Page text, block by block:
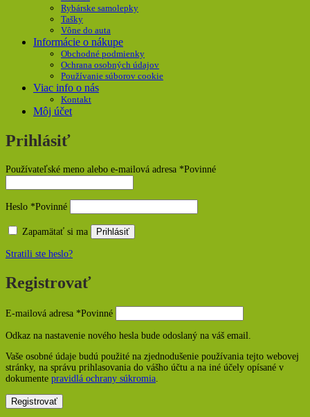
Rybárske samolepky
Tašky
Vône do auta
Informácie o nákupe
Obchodné podmienky
Ochrana osobných údajov
Používanie súborov cookie
Viac info o nás
Kontakt
Môj účet
Prihlásiť
Používateľské meno alebo e-mailová adresa *Povinné
Heslo *Povinné
Zapamätať si ma Prihlásiť
Stratili ste heslo?
Registrovať
E-mailová adresa *Povinné
Odkaz na nastavenie nového hesla bude odoslaný na váš email.
Vaše osobné údaje budú použité na zjednodušenie používania tejto webovej
stránky, na správu prihlasovania do vášho účtu a na iné účely opísané v
dokumente pravidlá ochrany súkromia
Registrovať